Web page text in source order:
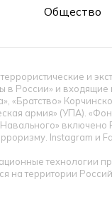
Общество
и
России» и
армия» (УПА).
Instagram
технологии
на территории